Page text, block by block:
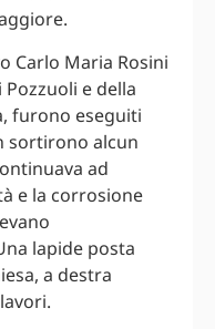
Carlo Maria Rosini
e della
furono eseguiti
sortirono alcun
ad
e la corrosione
lapide posta
a destra